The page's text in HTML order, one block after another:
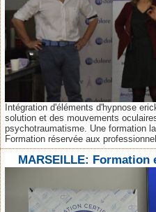
Intégration d'éléments d'hypnose
solution et des mouvements
psychotraumatisme. Une formation
Formation réservée aux
MARSEILLE: Formation